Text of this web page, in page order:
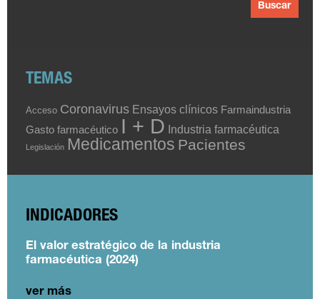
Buscar
TEMAS
Acceso Coronavirus Ensayos clínicos Farmaindustria
Gasto farmacéutico I + D Industria farmacéutica
Legislación Medicamentos Pacientes
INDICADORES
El valor estratégico de la industria
farmacéutica (2024)
ver más